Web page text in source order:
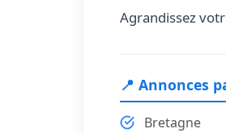
Agrandissez
📍 Annonces
Bretagne